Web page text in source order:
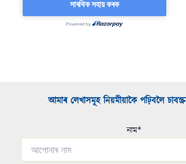
আমাৰ লেখাসমূহ নিয়মীয়াকৈ পঢ়িবলৈ
নাম*